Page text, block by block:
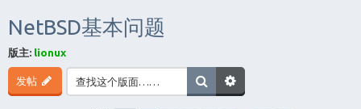
NetBSD基本问题
版主: lionux
发帖